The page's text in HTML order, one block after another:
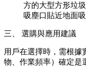
方的大型方形垃
吸塵口貼近地面
三、 選購與應用建議
用戶在選擇時，需根據
物、作業頻率）確定是